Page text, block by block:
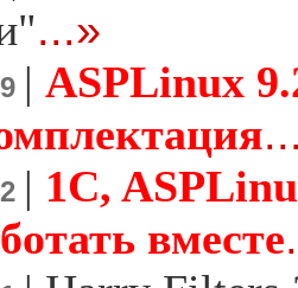
...»
| ASPLinux
| 1C,
вместе